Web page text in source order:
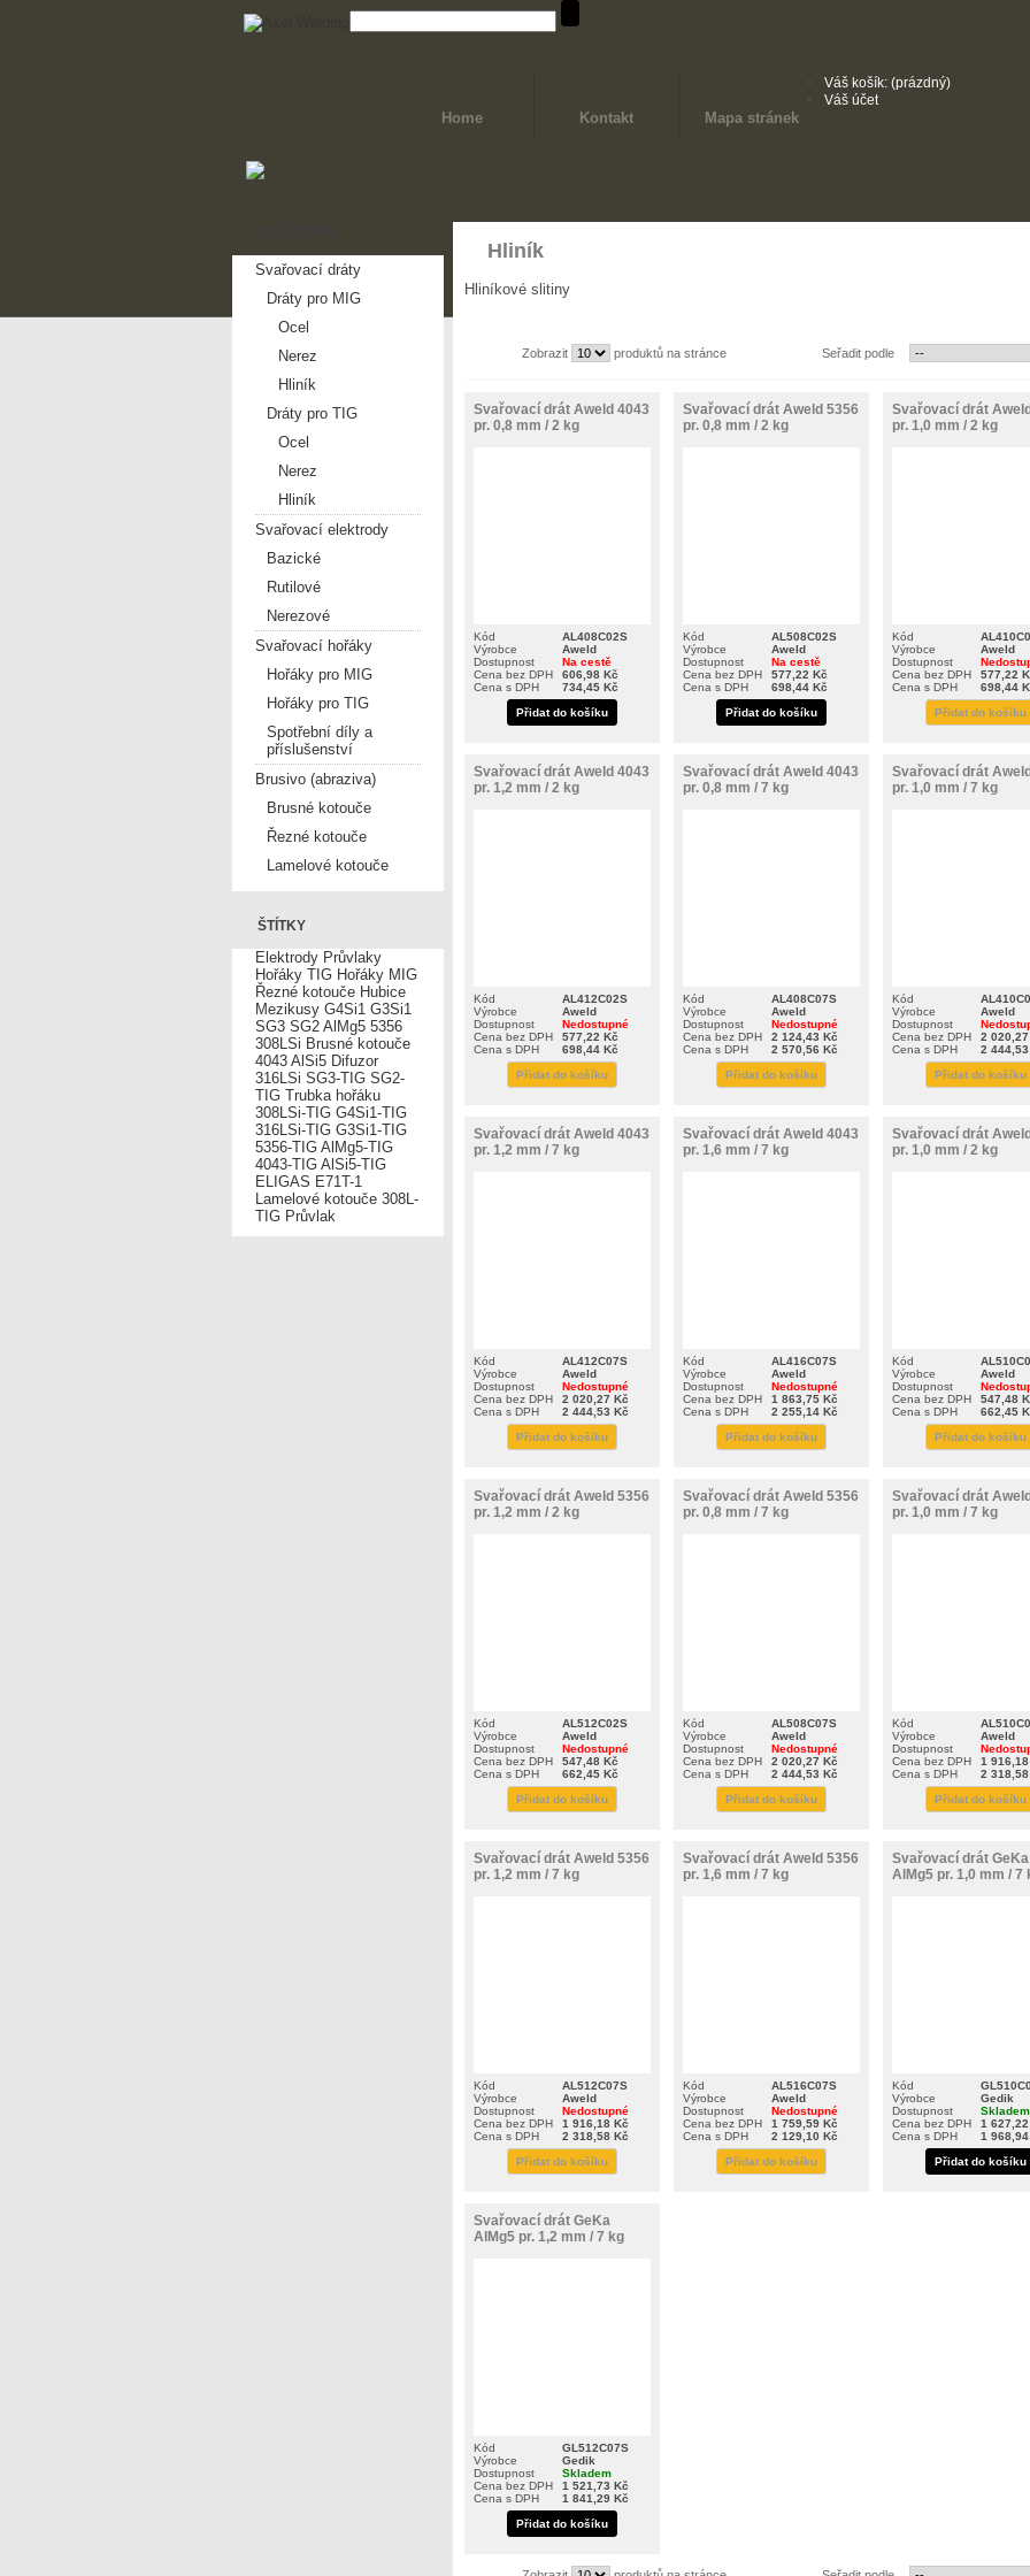
Home Kontakt Mapa stránek
Váš košík: (prázdný)
Váš účet
Svařovací dráty
Dráty pro MIG
Ocel
Nerez
Hliník
Dráty pro TIG
Ocel
Nerez
Hliník
Svařovací elektrody
Bazické
Rutilové
Nerezové
Svařovací hořáky
Hořáky pro MIG
Hořáky pro TIG
Spotřební díly a
příslušenství
Brusivo (abraziva)
Brusné kotouče
Řezné kotouče
Lamelové kotouče
ŠTÍTKY
Elektrody Průvlaky
Hořáky TIG Hořáky MIG
Řezné kotouče Hubice
Mezikusy G4Si1 G3Si1
SG3 SG2 AlMg5 5356
308LSi Brusné kotouče
4043 AlSi5 Difuzor
316LSi SG3-TIG SG2-
TIG Trubka hořáku
308LSi-TIG G4Si1-TIG
316LSi-TIG G3Si1-TIG
5356-TIG AlMg5-TIG
4043-TIG AlSi5-TIG
ELIGAS E71T-1
Lamelové kotouče 308L-
TIG Průvlak
Hliník
Hliníkové slitiny
Seřadit podle
Zobrazit produktů na stránce
Svařovací drát Aweld 4043
pr. 0,8 mm / 2 kg
Kód
AL408C02S
Výrobce
Aweld
Dostupnost
Na cestě
Cena bez DPH
606,98 Kč
Cena s DPH
734,45 Kč
Přidat do košíku
Svařovací drát Aweld 5356
pr. 0,8 mm / 2 kg
Kód
AL508C02S
Výrobce
Aweld
Dostupnost
Na cestě
Cena bez DPH
577,22 Kč
Cena s DPH
698,44 Kč
Přidat do košíku
Svařovací drát
pr. 1,0 mm / 2 kg
Kód
Výrobce
Aweld
Dostupnost
Cena bez DPH
577,22
Cena s DPH
698,44
Přidat do košíku
Svařovací drát Aweld 4043
pr. 1,2 mm / 2 kg
Kód
AL412C02S
Výrobce
Aweld
Dostupnost
Nedostupné
Cena bez DPH
577,22 Kč
Cena s DPH
698,44 Kč
Přidat do košíku
Svařovací drát Aweld 4043
pr. 0,8 mm / 7 kg
Kód
AL408C07S
Výrobce
Aweld
Dostupnost
Nedostupné
Cena bez DPH
2 124,43 Kč
Cena s DPH
2 570,56 Kč
Přidat do košíku
Svařovací drát
pr. 1,0 mm / 7 kg
Kód
Výrobce
Aweld
Dostupnost
Cena bez DPH
2
Cena s DPH
2
Přidat do košíku
Svařovací drát Aweld 4043
pr. 1,2 mm / 7 kg
Kód
AL412C07S
Výrobce
Aweld
Dostupnost
Nedostupné
Cena bez DPH
2 020,27 Kč
Cena s DPH
2 444,53 Kč
Přidat do košíku
Svařovací drát Aweld 4043
pr. 1,6 mm / 7 kg
Kód
AL416C07S
Výrobce
Aweld
Dostupnost
Nedostupné
Cena bez DPH
1 863,75 Kč
Cena s DPH
2 255,14 Kč
Přidat do košíku
Svařovací drát
pr. 1,0 mm / 2 kg
Kód
Výrobce
Aweld
Dostupnost
Cena bez DPH
547,48
Cena s DPH
662,45
Přidat do košíku
Svařovací drát Aweld 5356
pr. 1,2 mm / 2 kg
Kód
AL512C02S
Výrobce
Aweld
Dostupnost
Nedostupné
Cena bez DPH
547,48 Kč
Cena s DPH
662,45 Kč
Přidat do košíku
Svařovací drát Aweld 5356
pr. 0,8 mm / 7 kg
Kód
AL508C07S
Výrobce
Aweld
Dostupnost
Nedostupné
Cena bez DPH
2 020,27 Kč
Cena s DPH
2 444,53 Kč
Přidat do košíku
Svařovací drát
pr. 1,0 mm / 7 kg
Kód
Výrobce
Aweld
Dostupnost
Cena bez DPH
1
Cena s DPH
2
Přidat do košíku
Svařovací drát Aweld 5356
pr. 1,2 mm / 7 kg
Kód
AL512C07S
Výrobce
Aweld
Dostupnost
Nedostupné
Cena bez DPH
1 916,18 Kč
Cena s DPH
2 318,58 Kč
Přidat do košíku
Svařovací drát Aweld 5356
pr. 1,6 mm / 7 kg
Kód
AL516C07S
Výrobce
Aweld
Dostupnost
Nedostupné
Cena bez DPH
1 759,59 Kč
Cena s DPH
2 129,10 Kč
Přidat do košíku
Svařovací drát GeKa
AlMg5 pr. 1,0 mm / 7
Kód
Výrobce
Gedik
Dostupnost
Skladem
Cena bez DPH
1
Cena s DPH
1
Přidat do košíku
Svařovací drát GeKa
AlMg5 pr. 1,2 mm / 7 kg
Kód
GL512C07S
Výrobce
Gedik
Dostupnost
Skladem
Cena bez DPH
1 521,73 Kč
Cena s DPH
1 841,29 Kč
Přidat do košíku